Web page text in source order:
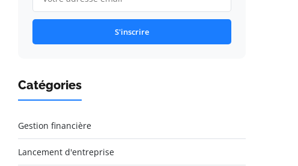
S'inscrire
Catégories
Gestion financière
Lancement d'entreprise